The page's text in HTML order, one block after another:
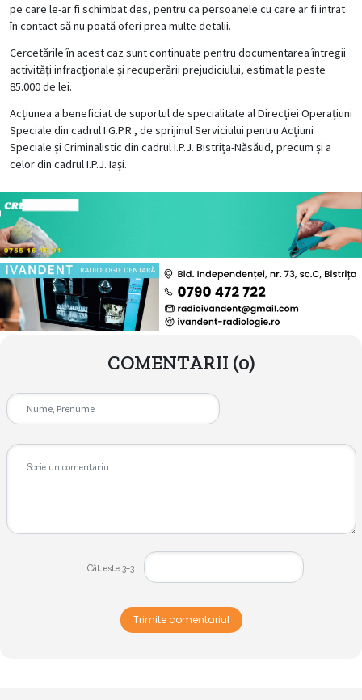
pe care le-ar fi schimbat des, pentru ca persoanele cu care ar fi intrat
în contact să nu poată oferi prea multe detalii.
Cercetările în acest caz sunt continuate pentru documentarea întregii
activități infracționale și recuperării prejudiciului, estimat la peste
85.000 de lei.
Acțiunea a beneficiat de suportul de specialitate al Direcției Operațiuni
Speciale din cadrul I.G.P.R., de sprijinul Serviciului pentru Acțiuni
Speciale și Criminalistic din cadrul I.P.J. Bistrița-Năsăud, precum și a
celor din cadrul I.P.J. Iași.
COMENTARII (0)
Cât este 3+3
Trimite comentariul